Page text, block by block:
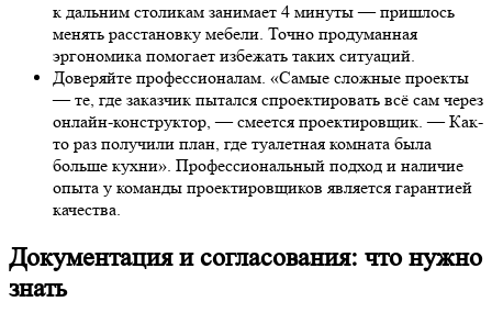
к дальним столикам занимает 4 минуты — пришлось
менять расстановку мебели. Точно продуманная
эргономика помогает избежать таких ситуаций.
Доверяйте профессионалам. «Самые сложные проекты
— те, где заказчик пытался спроектировать всё сам через
онлайн-конструктор, — смеется проектировщик. — Как-
то раз получили план, где туалетная комната была
больше кухни». Профессиональный подход и наличие
опыта у команды проектировщиков является гарантией
качества.
Документация и согласования: что нужно
знать